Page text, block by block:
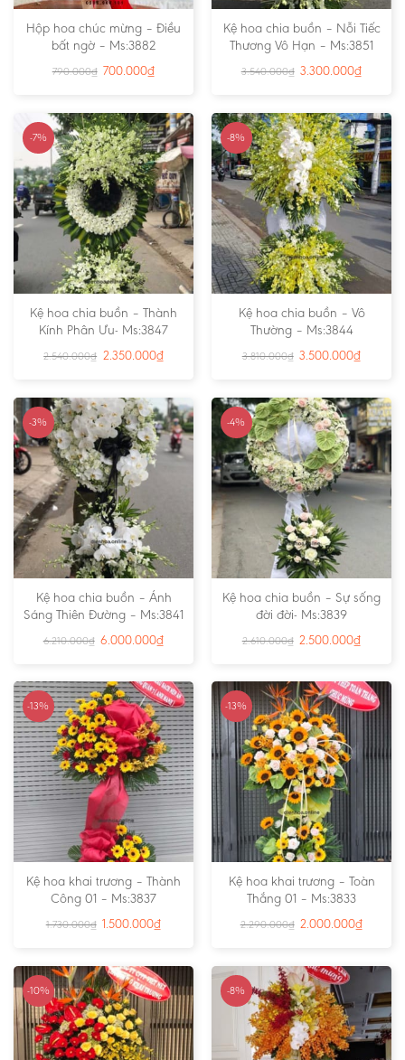
Hộp hoa chúc mừng – Điều
bất ngờ – Ms:3882
790.000₫ 700.000₫
Kệ hoa chia buồn – Nỗi Tiếc
Thương Vô Hạn – Ms:3851
3.540.000₫ 3.300.000₫
-7%
Kệ hoa chia buồn – Thành
Kính Phân Ưu- Ms:3847
2.540.000₫ 2.350.000₫
-8%
Kệ hoa chia buồn – Vô
Thường – Ms:3844
3.810.000₫ 3.500.000₫
-3%
Kệ hoa chia buồn – Ánh
Sáng Thiên Đường – Ms:3841
6.210.000₫ 6.000.000₫
-4%
Kệ hoa chia buồn – Sự sống
đời đời- Ms:3839
2.610.000₫ 2.500.000₫
-13%
Kệ hoa khai trương – Thành
Công 01 – Ms:3837
1.730.000₫ 1.500.000₫
-13%
Kệ hoa khai trương – Toàn
Thắng 01 – Ms:3833
2.290.000₫ 2.000.000₫
-10% -8%